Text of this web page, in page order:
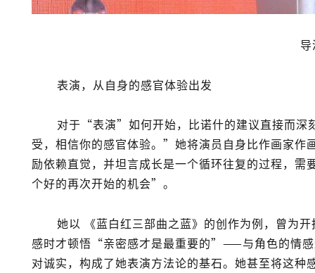
表演，从自身的感官体验出发
对于“表演”如何开始，比诺什的建议直接而深
受，相信你的感官体验。” 她将演员自身比作画家
励依赖直觉，并坦言成长是一个循环往复的过程，
个好的再次开始的机会”。
她以 《蓝白红三部曲之蓝》 的创作为例，曾为
感时才顿悟“亲密感才是最重要的”——与角色的情
对诚实，构成了她表演方法论的基石。她甚至将这